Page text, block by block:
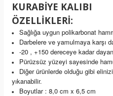
KURABİYE KALIBI
ÖZELLİKLERİ:
Sağlığa uygun polikarbonat
Darbelere ve yamulmaya karşı
-20 , +150 dereceye kadar
Pürüzsüz yüzeyi sayesinde
Diğer ürünlerde olduğu gibi
yıkanabilir.
Boyutlar : 8,0 cm x 6,5 cm